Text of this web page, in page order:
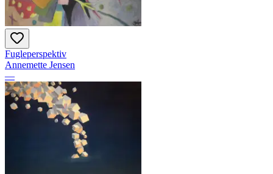
Fugleperspektiv
Annemette Jensen
—